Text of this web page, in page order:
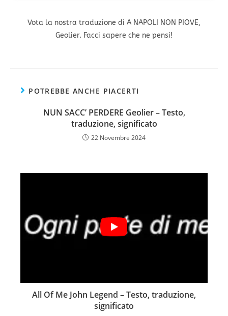
Vota la nostra traduzione di A NAPOLI NON PIOVE,
Geolier. Facci sapere che ne pensi!
POTREBBE ANCHE PIACERTI
NUN SACC’ PERDERE Geolier – Testo,
traduzione, significato
22 Novembre 2024
All Of Me John Legend – Testo, traduzione,
significato